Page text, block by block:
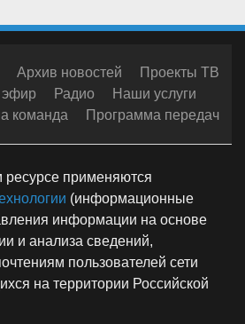
Архив новостей
Проекты ТВ
Радио
Наши услуги
команда Программа передач
применяются
(информационные
информации на основе
и анализа сведений,
пользователей сети
на территории Российской